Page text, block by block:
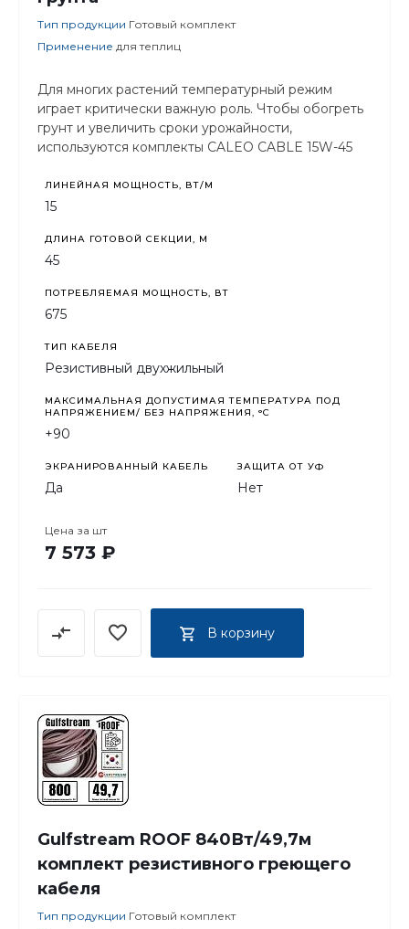
Тип продукции Готовый комплект
Применение для теплиц
Для многих растений температурный режим
играет критически важную роль. Чтобы обогреть
грунт и увеличить сроки урожайности,
используются комплекты CALEO CABLE 15W-45
ЛИНЕЙНАЯ МОЩНОСТЬ, ВТ/М
15
ДЛИНА ГОТОВОЙ СЕКЦИИ, М
45
ПОТРЕБЛЯЕМАЯ МОЩНОСТЬ, ВТ
675
ТИП КАБЕЛЯ
Резистивный двухжильный
МАКСИМАЛЬНАЯ ДОПУСТИМАЯ ТЕМПЕРАТУРА ПОД
НАПРЯЖЕНИЕМ/ БЕЗ НАПРЯЖЕНИЯ, °C
+90
ЭКРАНИРОВАННЫЙ КАБЕЛЬ
Да
ЗАЩИТА ОТ УФ
Нет
Цена за шт
7 573 ₽
В корзину
Gulfstream ROOF 840Вт/49,7м
комплект резистивного греющего
кабеля
Тип продукции Готовый комплект